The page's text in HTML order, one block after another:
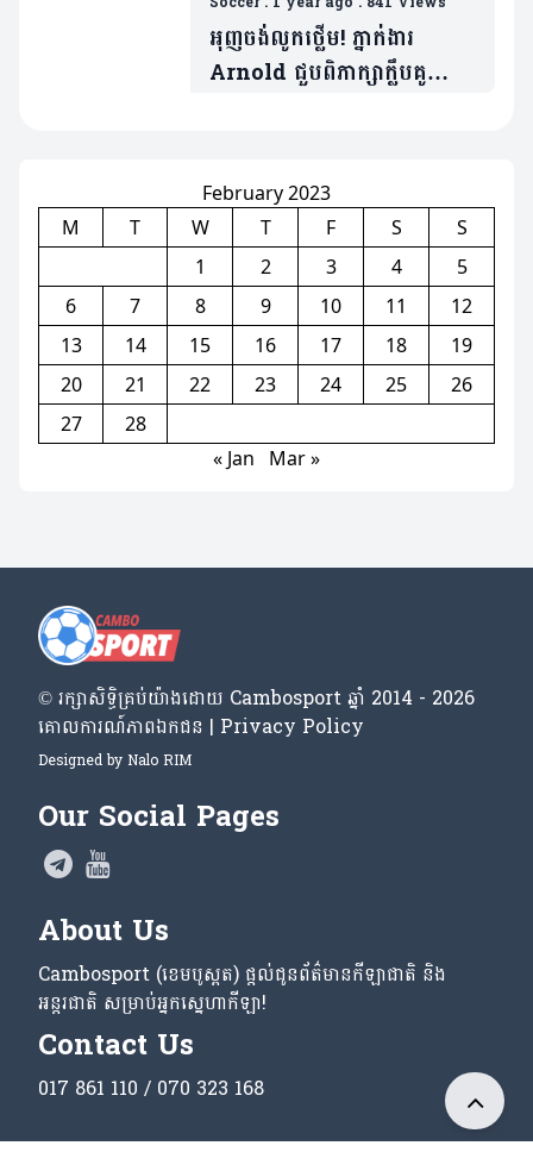
វីដេអូ)
អុញចង់លូកថ្លើម! ភ្នាក់ងារ
Arnold ជួបពិភាក្សាក្លឹបគូ
February 2023
M
T W T F S
S
1
2 3 4
5
6
7 8 9 10 11
12
13
14 15 16 17 18
19
20
21 22 23 24 25
26
27
28
« Jan
Mar »
© រក្សា​សិទ្ធិ​គ្រប់​យ៉ាង​ដោយ​ Cambosport ឆ្នាំ 2014 - 2026
គោលការណ៍​ភាព​ឯកជន | Privacy Policy
Designed by Nalo RIM
Our Social Pages
About Us
Cambosport (ខេមបូស្ពត) ផ្តល់ជូនព័ត៌មានកីឡាជាតិ និង
អន្តរជាតិ សម្រាប់អ្នកស្នេហាកីឡា!
Contact Us
017 861 110 / 070 323 168